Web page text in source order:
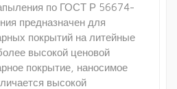
по ГОСТ Р 56674-
предназначен для
покрытий на литейные
высокой ценовой
покрытие, наносимое
высокой